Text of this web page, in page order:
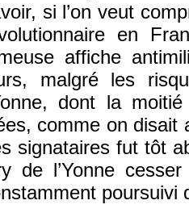
si l’on veut
en
affiche
malgré les
dont la
comme on disait
signataires fut tôt
de l’Yonne
poursuivi